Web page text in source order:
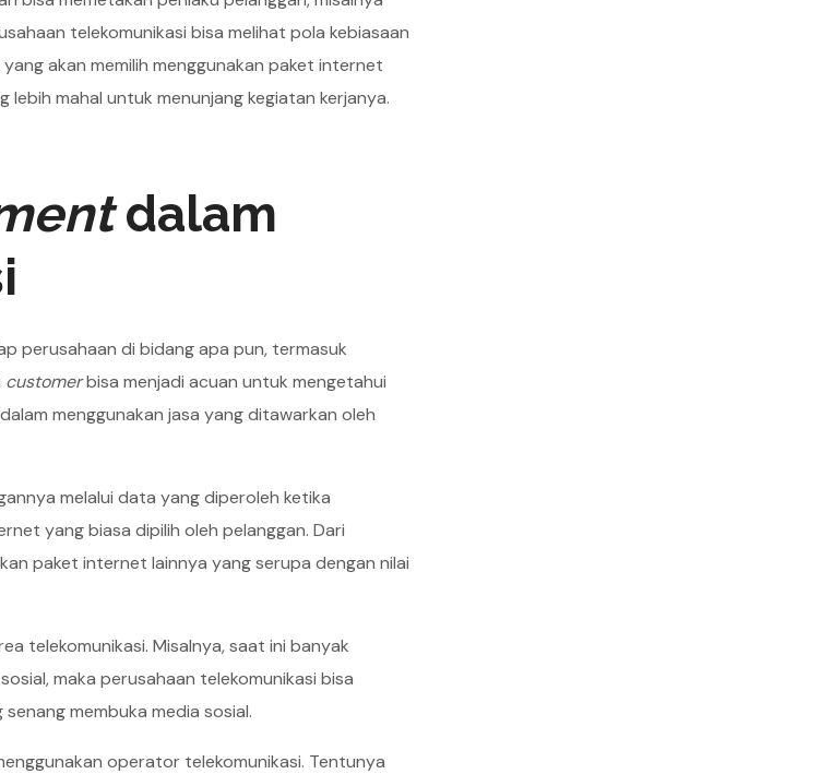
telekomunikasi bisa melihat pola kebiasaan
akan memilih menggunakan paket internet
mahal untuk menunjang kegiatan kerjanya.
dalam
perusahaan di bidang apa pun, termasuk
customerbisa menjadi acuan untuk mengetahui
menggunakan jasa yang ditawarkan oleh
melalui data yang diperoleh ketika
yang biasa dipilih oleh pelanggan. Dari
paket internet lainnya yang serupa dengan nilai
telekomunikasi. Misalnya, saat ini banyak
maka perusahaan telekomunikasi bisa
membuka media sosial.
operator telekomunikasi. Tentunya